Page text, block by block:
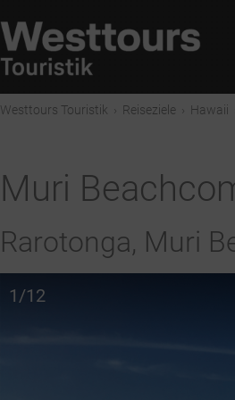
Westtours Touristik › Reiseziele › Hawaii
Muri
Rarotonga, Muri
1/12